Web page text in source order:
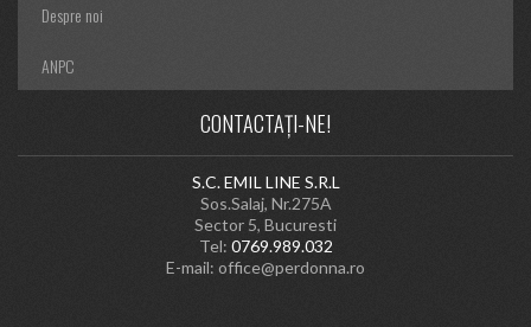
Despre noi
ANPC
CONTACTAȚI-NE!
S.C. EMIL LINE S.R.L
Sos.Salaj, Nr.275A
Sector 5, Bucuresti
Tel: 0769.989.032
E-mail: office@perdonna.ro